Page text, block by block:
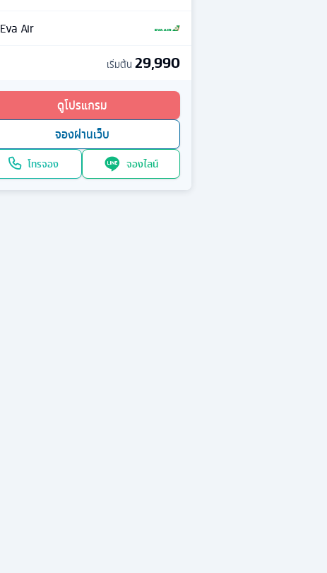
Eva Air
เริ่มต้น 29,990
ดูโปรแกรม
จองผ่านเว็บ
โทรจอง จองไลน์